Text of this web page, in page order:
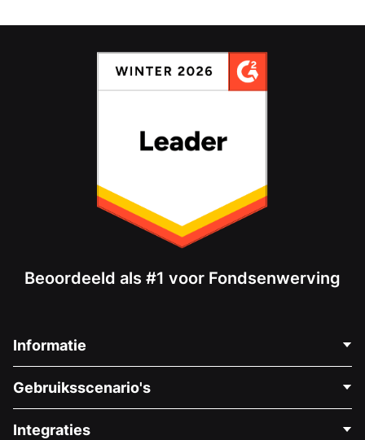
Beoordeeld als #1 voor Fondsenwerving
Informatie
Over Ons
Gebruiksscenario's
Integraties